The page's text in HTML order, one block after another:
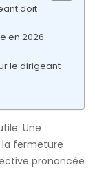
doit
en 2026
le dirigeant
Une
la fermeture
prononcée